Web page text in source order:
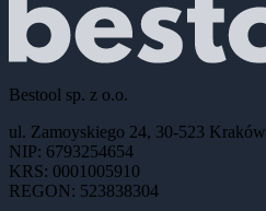
Bestool sp. z o.o.
ul. Zamoyskiego 24, 30-523 Kraków
NIP: 6793254654
KRS: 0001005910
REGON: 523838304